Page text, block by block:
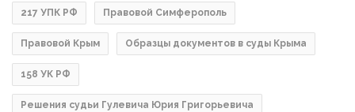
217 УПК РФ Правовой Симферополь
Правовой Крым Образцы документов в суды Крыма
158 УК РФ
Решения судьи Гулевича Юрия Григорьевича